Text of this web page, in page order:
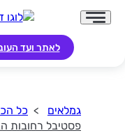
לאתר ועד
גמלאים כל
פסטיבל רחובות